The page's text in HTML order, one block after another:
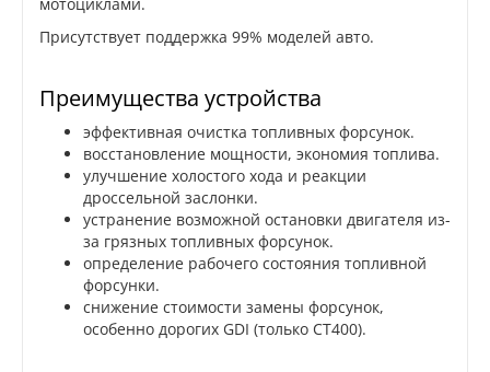
Присутствует поддержка 99% моделей авто.
Преимущества устройства
эффективная очистка топливных форсунок.
восстановление мощности, экономия топлива.
улучшение холостого хода и реакции
дроссельной заслонки.
устранение возможной остановки двигателя из-
за грязных топливных форсунок.
определение рабочего состояния топливной
форсунки.
снижение стоимости замены форсунок,
особенно дорогих GDI (только CT400).